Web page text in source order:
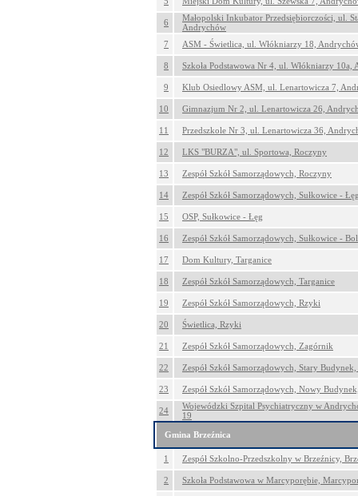
6
Małopolski Inkubator Przedsiębiorczości, ul.
Andrychów
7
ASM - Świetlica, ul. Włókniarzy 18,
8 Szkoła Podstawowa Nr 4, ul. Włókniarzy 10a,
9 Klub Osiedlowy ASM, ul. Lenartowicza 7,
10 Gimnazjum Nr 2, ul. Lenartowicza 26,
11 Przedszkole Nr 3, ul. Lenartowicza 36,
12 LKS "BURZA", ul. Sportowa, Roczyny
13 Zespół Szkół Samorządowych, Roczyny
14 Zespół Szkół Samorządowych, Sułkowice -
15 OSP, Sułkowice - Łęg
16 Zespół Szkół Samorządowych, Sułkowice -
17 Dom Kultury, Targanice
18 Zespół Szkół Samorządowych, Targanice
19 Zespół Szkół Samorządowych, Rzyki
20 Świetlica, Rzyki
21 Zespół Szkół Samorządowych, Zagórnik
22 Zespół Szkół Samorządowych, Stary Budynek,
23 Zespół Szkół Samorządowych, Nowy
24
Wojewódzki Szpital Psychiatryczny w
19
Gmina Brzeźnica
1 Zespół Szkolno-Przedszkolny w Brzeźnicy,
2 Szkoła Podstawowa w Marcyporębie,